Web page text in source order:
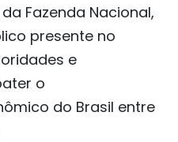
Fazenda Nacional,
presente no
e
o
do Brasil entre